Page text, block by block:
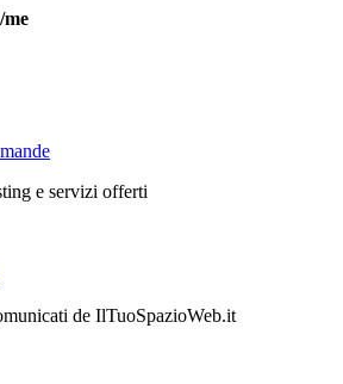
me
e servizi offerti
de IlTuoSpazioWeb.it